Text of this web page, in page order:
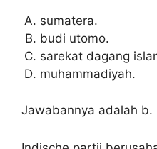
sumatera.
budi utomo.
sarekat dagang
muhammadiyah.
Jawabannya adalah b.